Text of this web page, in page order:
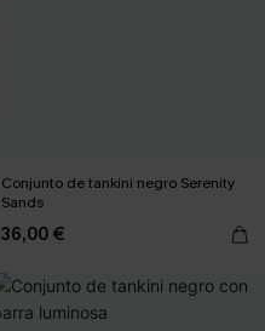
Conjunto de tankini negro Serenity
Sands
36,00 €